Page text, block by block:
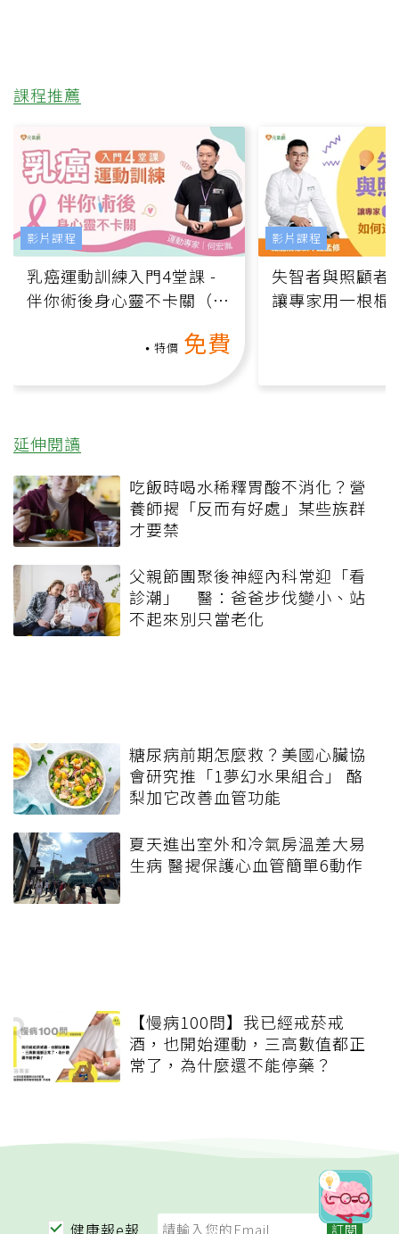
課程推薦
乳癌運動訓練入門4堂課 -
伴你術後身心靈不卡關（線
特價 免費
影片課程
失智者與照顧者
讓專家用一根棍
影片課程
延伸閱讀
吃飯時喝水稀釋胃酸不消化？營
養師揭「反而有好處」某些族群
才要禁
父親節團聚後神經內科常迎「看
診潮」 醫：爸爸步伐變小、站
不起來別只當老化
糖尿病前期怎麼救？美國心臟協
會研究推「1夢幻水果組合」 酪
梨加它改善血管功能
夏天進出室外和冷氣房溫差大易
生病 醫揭保護心血管簡單6動作
【慢病100問】我已經戒菸戒
酒，也開始運動，三高數值都正
常了，為什麼還不能停藥？
健康報e報